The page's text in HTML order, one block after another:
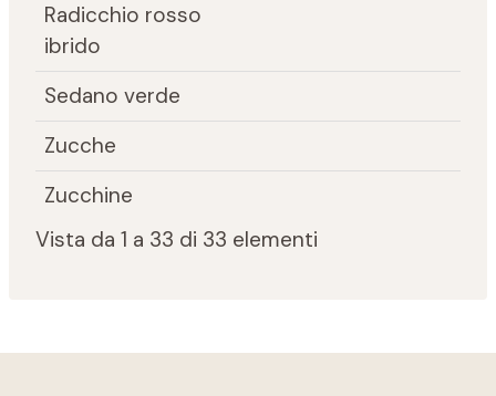
Radicchio rosso
ibrido
Sedano verde
Zucche
Zucchine
Vista da 1 a 33 di 33 elementi